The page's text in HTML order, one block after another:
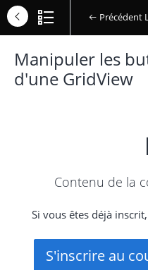
Précédent
Manipuler les
d'une GridView
Contenu de la
Si vous êtes déjà inscrit,
S'inscrire au